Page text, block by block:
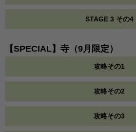
STAGE 3 その4
【SPECIAL】寺（9月限定）
攻略その1
攻略その2
攻略その3